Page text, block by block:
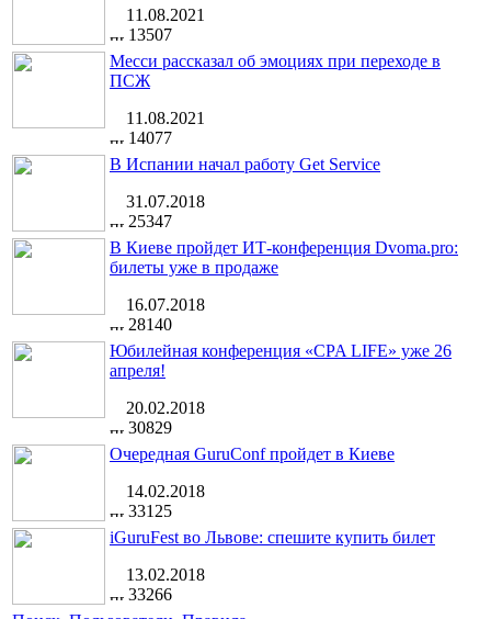
11.08.2021
13507
Месси рассказал об эмоциях при переходе в
ПСЖ
11.08.2021
14077
В Испании начал работу Get Service
31.07.2018
25347
В Киеве пройдет ИТ-конференция Dvoma.pro:
билеты уже в продаже
16.07.2018
28140
Юбилейная конференция «CPA LIFE» уже 26
апреля!
20.02.2018
30829
Очередная GuruConf пройдет в Киеве
14.02.2018
33125
iGuruFest во Львове: спешите купить билет
13.02.2018
33266